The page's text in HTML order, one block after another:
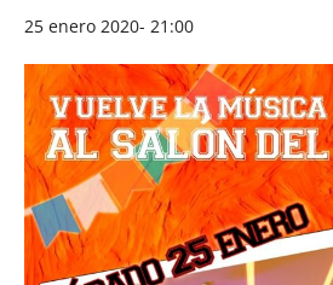
25 enero 2020- 21:00